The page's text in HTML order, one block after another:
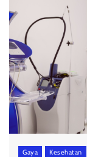
Gaya Kesehatan